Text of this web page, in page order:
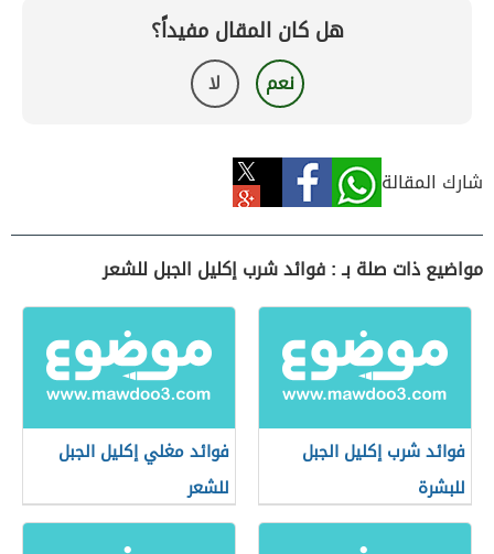
هل كان المقال مفيداً؟
نعم لا
شارك المقالة
مواضيع ذات صلة بـ : فوائد شرب إكليل الجبل للشعر
فوائد شرب إكليل الجبل
للبشرة
فوائد مغلي إكليل الجبل
للشعر